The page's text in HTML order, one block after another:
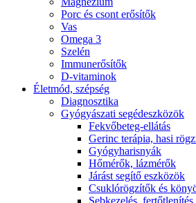
Porc és csont erősítők
Vas
Omega 3
Szelén
Immunerősítők
D-vitaminok
Életmód, szépség
Diagnosztika
Gyógyászati segédeszközök
Fekvőbeteg-ellátás
Gerinc terápia, hasi
Gyógyharisnyák
Hőmérők, lázmérők
Járást segítő eszközök
Csuklórögzítők és
Sebkezelés, fertőtlenítés